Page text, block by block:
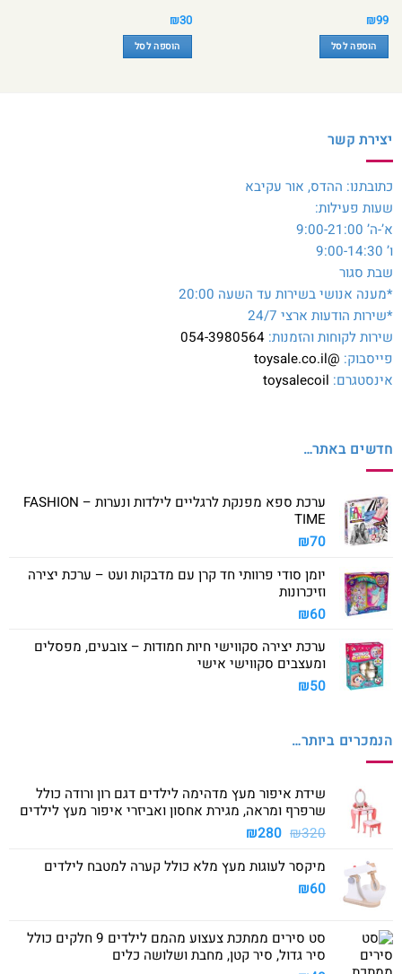
₪99
הוספה לסל
₪30
הוספה לסל
יצירת קשר
כתובתנו: ההדס, אור עקיבא
שעות פעילות:
א’-ה’ 9:00-21:00
ו’ 9:00-14:30
שבת סגור
*מענה אנושי בשירות עד השעה 20:00
*שירות הודעות ארצי 24/7
שירות לקוחות והזמנות: 054-3980564
פייסבוק: @toysale.co.il
אינסטגרם: toysalecoil
חדשים באתר…
ערכת ספא מפנקת לרגליים לילדות ונערות – FASHION
TIME
₪70
יומן סודי פרוותי חד קרן עם מדבקות ועט – ערכת יצירה
וזיכרונות
₪60
ערכת יצירה סקווישי חיות חמודות – צובעים, מפסלים
ומעצבים סקווישי אישי
₪50
הנמכרים ביותר…
שידת איפור מעץ מדהימה לילדים דגם רון ורודה כולל
שרפרף ומראה, מגירת אחסון ואביזרי איפור מעץ לילדים
₪320
המחיר
היה:
₪280 המחיר
הוא:
מיקסר לעוגות מעץ מלא כולל קערה למטבח לילדים
₪60
סט סירים ממתכת צעצוע מהמם לילדים 9 חלקים כולל
סיר גדול, סיר קטן, מחבת ושלושה כלים